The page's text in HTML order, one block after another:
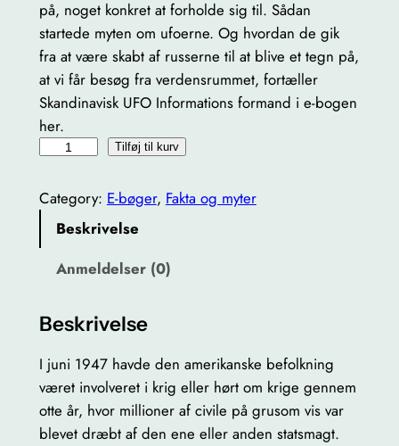
på, noget konkret at forholde sig til. Sådan
startede myten om ufoerne. Og hvordan de gik
fra at være skabt af russerne til at blive et tegn på,
at vi får besøg fra verdensrummet, fortæller
Skandinavisk UFO Informations formand i e-bogen
her.
o
S
a
u
c
e
r
Tilføj til kurv
Category: E-bøger, Fakta og myter
Beskrivelse
Anmeldelser (0)
Beskrivelse
I juni 1947 havde den amerikanske befolkning
været involveret i krig eller hørt om krige gennem
otte år, hvor millioner af civile på grusom vis var
blevet dræbt af den ene eller anden statsmagt.